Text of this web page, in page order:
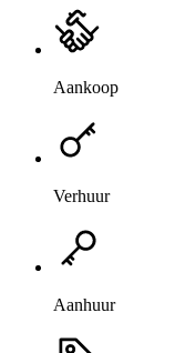
Aankoop
Verhuur
Aanhuur